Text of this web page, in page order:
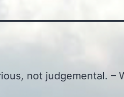
not judgemental. –